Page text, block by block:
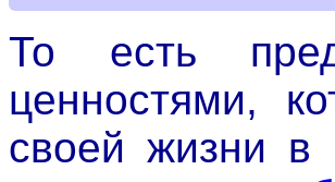
То есть
ценностями,
своей жизни в